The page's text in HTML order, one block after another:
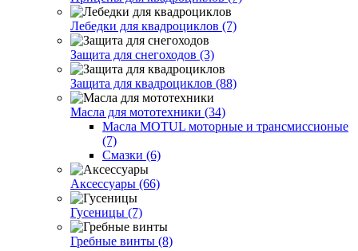
Лебедки для квадроциклов (7)
Защита для снегоходов (3)
Защита для квадроциклов (88)
Масла для мототехники (34)
Масла MOTUL моторные и трансмиссионые
(7)
Смазки (6)
Аксессуары (66)
Гусеницы (7)
Гребные винты (8)